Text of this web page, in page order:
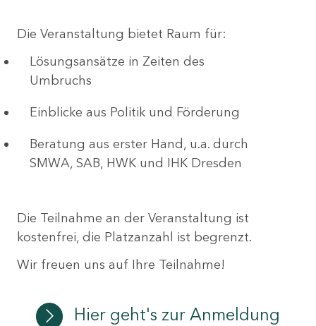
Die Veranstaltung bietet Raum für:
Lösungsansätze in Zeiten des
Umbruchs
Einblicke aus Politik und Förderung
Beratung aus erster Hand, u.a. durch
SMWA, SAB, HWK und IHK Dresden
Die Teilnahme an der Veranstaltung ist
kostenfrei, die Platzanzahl ist begrenzt.
Wir freuen uns auf Ihre Teilnahme!
Hier geht's zur Anmeldung